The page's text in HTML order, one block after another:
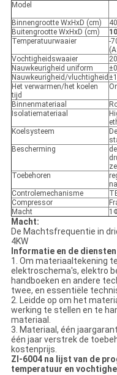
Model
Binnengrootte WxHxD (cm)
Buitengrootte WxHxD (cm)
Temperatuurwaaier
-
Vochtigheidswaaier
Nauwkeurigheid uniform
Nauwkeurigheid/vluchtigheid
Het verwarmen/het koelen
tijd
Binnenmateriaal
Isolatiemateriaal
Koelsysteem
Bescherming
Toebehoren
Controlemechanisme
Compressor
Macht
Macht:
De Machtsfrequentie in
4KW
Informatie en de diensten
1. Om materiaaltekening
elektroschema's, elektro
handboeken en andere
twee, en essentiële
2. Leidde op om het
werking te stellen en te
materiaal.
3. Materiaal, één
één jaar verstrek de
kostenprijs.
Zl-6004 na lijst van de
temperatuur en